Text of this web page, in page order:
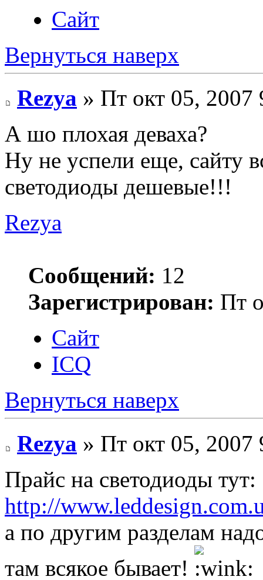
Сайт
Вернуться наверх
Rezya » Пт окт 05, 2007
А шо плохая деваха?
Ну не успели еще, сайту
светодиоды дешевые!!!
Rezya
Сообщений: 12
Зарегистрирован: Пт
Сайт
ICQ
Вернуться наверх
Rezya » Пт окт 05, 2007
Прайс на светодиоды тут:
http://
а по другим разделам
там всякое бывает!